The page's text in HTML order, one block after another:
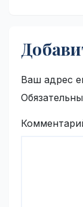
Ваш адрес